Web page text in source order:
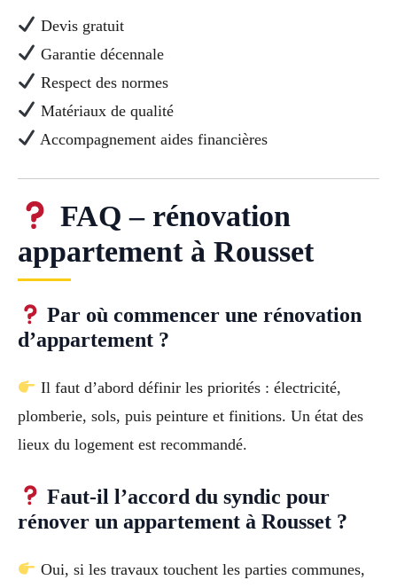
Devis gratuit
Garantie décennale
Respect des normes
Matériaux de qualité
Accompagnement aides financières
FAQ – rénovation
appartement à Rousset
Par où commencer une rénovation
d’appartement ?
Il faut d’abord définir les priorités : électricité,
plomberie, sols, puis peinture et finitions. Un état des
lieux du logement est recommandé.
Faut-il l’accord du syndic pour
rénover un appartement à Rousset ?
Oui, si les travaux touchent les parties communes,